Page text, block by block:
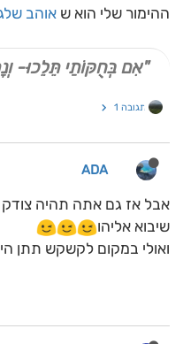
ההימור שלי הוא ש אוהב
"אִם בְּחֻקּוֹתַי תֵּלֵכוּ-
תגובה 1
ADA
אבל אז גם אתה תהיה צודק
שיבוא אליהו
ואולי במקום לקשקש תתן